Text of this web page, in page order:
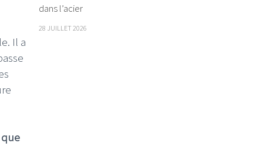
Il a
que
dans l’acier
28 JUILLET 2026